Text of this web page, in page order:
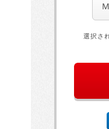
M
選択さ